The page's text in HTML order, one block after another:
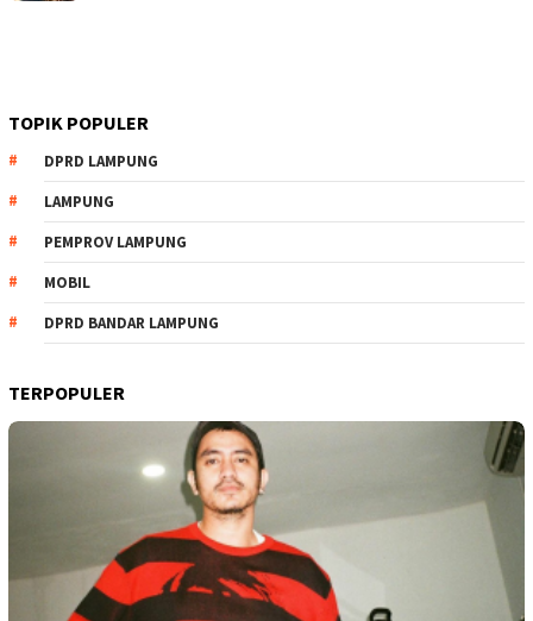
TOPIK POPULER
DPRD LAMPUNG
LAMPUNG
PEMPROV LAMPUNG
MOBIL
DPRD BANDAR LAMPUNG
TERPOPULER